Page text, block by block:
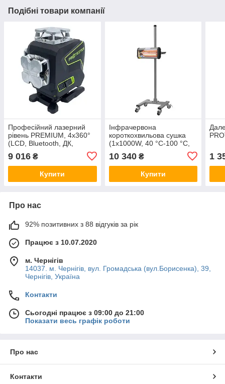
Подібні товари компанії
Професійний лазерний
рівень PREMIUM, 4x360°
(LCD, Bluetooth, ДК,
PROTESTER LL516G
9 016 ₴
Купити
Інфрачервона
короткохвильова сушка
(1х1000W, 40 °C-100 °C,
GI15005
10 340₴
Купити
1
Про нас
92% позитивних з 88 відгуків за рік
Працює з 10.07.2020
м. Чернігів
14037. м. Чернігів, вул. Громадська (вул.Борисенка), 39,
Чернігів, Україна
Контакти
Сьогодні працює з 09:00 до 21:00
Показати весь графік роботи
Про нас
Контакти